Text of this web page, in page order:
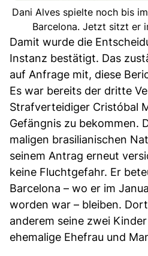
Dani Alves spielte noch bis
Barcelona. Jetzt sitzt er
Damit wurde die
Instanz bestätigt. Das
auf Anfrage mit, diese
Es war bereits der dritte
Strafverteidiger Cristóbal
Gefängnis zu bekommen.
maligen brasilianischen
seinem Antrag erneut
keine Fluchtgefahr. Er
Barcelona – wo er im
worden war – bleiben.
anderem seine zwei
ehemalige Ehefrau und